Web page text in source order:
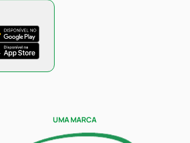
UMA MARCA